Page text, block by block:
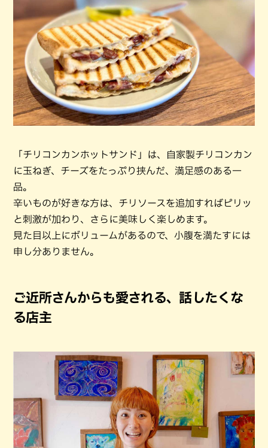
「チリコンカンホットサンド」は、自家製チリコンカン
に玉ねぎ、チーズをたっぷり挟んだ、満足感のある一
品。
辛いものが好きな方は、チリソースを追加すればピリッ
と刺激が加わり、さらに美味しく楽しめます。
見た目以上にボリュームがあるので、小腹を満たすには
申し分ありません。
ご近所さんからも愛される、話したくな
る店主